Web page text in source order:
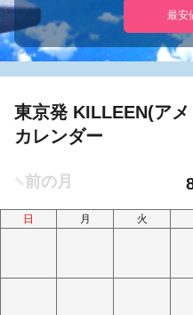
最安
東京発 KILLEEN(ア
カレンダー
日 月 火